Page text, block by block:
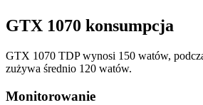
GTX 1070 konsumpcja
GTX 1070 TDP wynosi 150 watów,
zużywa średnio 120 watów.
Monitorowanie